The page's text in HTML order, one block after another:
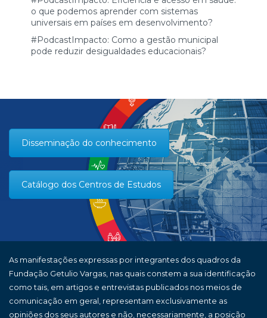
o que podemos aprender com sistemas
universais em países em desenvolvimento?
#PodcastImpacto: Como a gestão municipal
pode reduzir desigualdades educacionais?
Disseminação do conhecimento
Catálogo dos Centros de Estudos
As manifestações expressas por integrantes dos quadros da
Fundação Getulio Vargas, nas quais constem a sua identificação
como tais, em artigos e entrevistas publicados nos meios de
comunicação em geral, representam exclusivamente as
opiniões dos seus autores e não, necessariamente, a posição